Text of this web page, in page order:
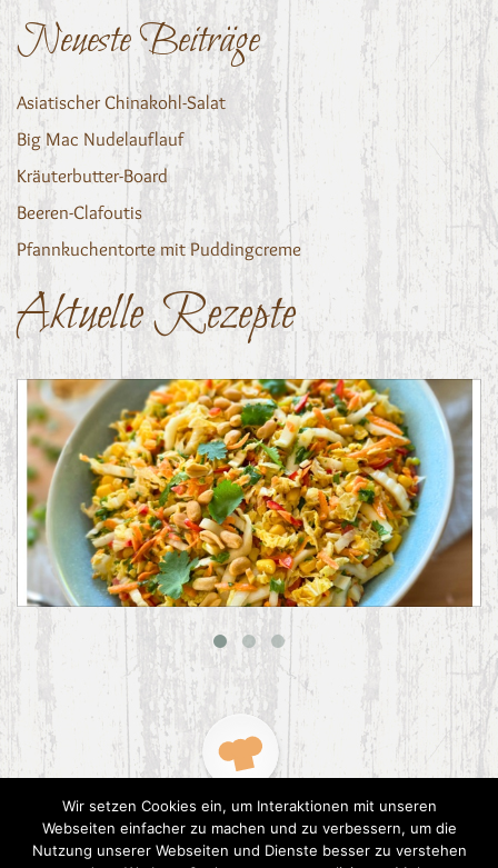
Neueste Beiträge
Asiatischer Chinakohl-Salat
Big Mac Nudelauflauf
Kräuterbutter-Board
Beeren-Clafoutis
Pfannkuchentorte mit Puddingcreme
Aktuelle Rezepte
Asiatischer Chinakohl-Salat
Wir setzen Cookies ein, um Interaktionen mit unseren
Webseiten einfacher zu machen und zu verbessern, um die
Nutzung unserer Webseiten und Dienste besser zu verstehen